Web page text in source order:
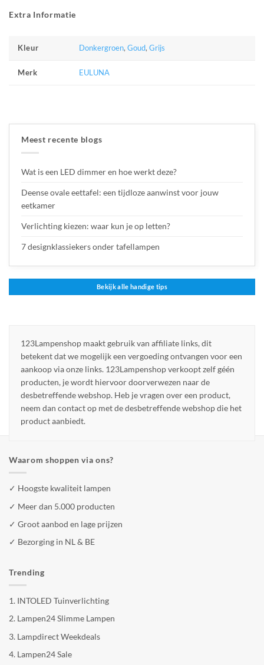
Extra Informatie
Kleur Donkergroen,Goud,Grijs
Merk EULUNA
Meest recente blogs
Wat is een LED dimmer en hoe werkt deze?
Deense ovale eettafel: een tijdloze aanwinst voor jouw
eetkamer
Verlichting kiezen: waar kun je op letten?
7 designklassiekers onder tafellampen
Bekijk alle handige tips
123Lampenshop maakt gebruik van affiliate links, dit
betekent dat we mogelijk een vergoeding ontvangen voor een
aankoop via onze links. 123Lampenshop verkoopt zelf géén
producten, je wordt hiervoor doorverwezen naar de
desbetreffende webshop. Heb je vragen over een product,
neem dan contact op met de desbetreffende webshop die het
product aanbiedt.
Waarom shoppen via ons?
✓ Hoogste kwaliteit lampen
✓ Meer dan 5.000 producten
✓ Groot aanbod en lage prijzen
✓ Bezorging in NL & BE
Trending
1. INTOLED Tuinverlichting
2. Lampen24 Slimme Lampen
3. Lampdirect Weekdeals
4. Lampen24 Sale